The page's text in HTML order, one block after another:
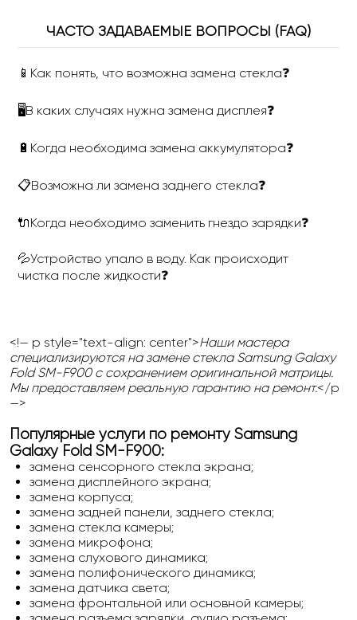
ЧАСТО ЗАДАВАЕМЫЕ ВОПРОСЫ (FAQ)
📱Как понять, что возможна замена стекла❓
🖥В каких случаях нужна замена дисплея❓
🔋Когда необходима замена аккумулятора❓
📋Возможна ли замена заднего стекла❓
🔌Когда необходимо заменить гнездо зарядки❓
💦Устройство упало в воду. Как происходит
чистка после жидкости❓
<!— p style="text-align: center">Наши мастера
специализируются на замене стекла Samsung Galaxy
Fold SM-F900 с сохранением оригинальной матрицы.
Мы предоставляем реальную гарантию на ремонт.</p
—>
Популярные услуги по ремонту Samsung
Galaxy Fold SM-F900:
замена сенсорного стекла экрана;
замена дисплейного экрана;
замена корпуса;
замена задней панели, заднего стекла;
замена стекла камеры;
замена микрофона;
замена слухового динамика;
замена полифонического динамика;
замена датчика света;
замена фронтальной или основной камеры;